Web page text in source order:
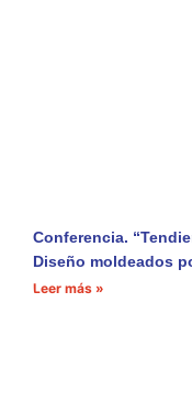
Conferencia.
Diseño moldeados
Leer más »